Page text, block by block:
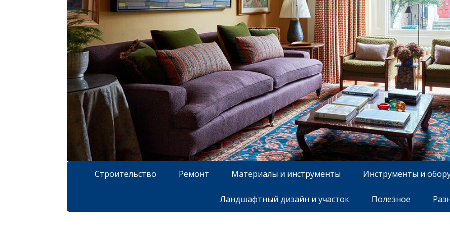
Строительство Ремонт Материалы и инструменты Инструменты и
Ландшафтный дизайн и участок Полезное